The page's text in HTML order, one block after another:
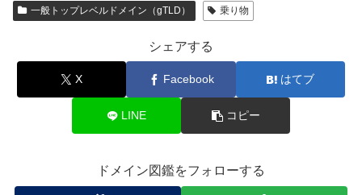
一般トップレベルドメイン（gTLD） 乗り物
シェアする
X Facebook はてブ
LINE コピー
ドメイン図鑑をフォローする